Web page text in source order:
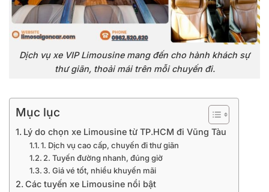
Dịch vụ xe VIP Limousine mang đến cho hành khách sự
thư giãn, thoải mái trên mỗi chuyến đi.
Mục lục
Lý do chọn xe Limousine từ TP.HCM đi Vũng Tàu
1. Dịch vụ cao cấp, chuyến đi thư giãn
2. Tuyến đường nhanh, đúng giờ
3. Giá vé tốt, nhiều khuyến mãi
Các tuyến xe Limousine nổi bật